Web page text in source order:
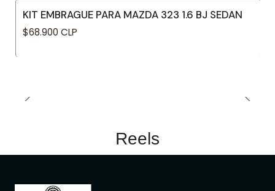
KIT EMBRAGUE PARA MAZDA 323 1.6 BJ SEDAN
$68.900 CLP
Reels